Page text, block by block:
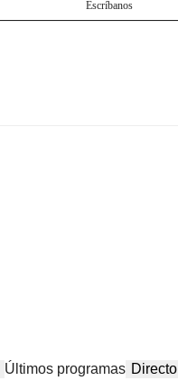
Escríbanos
Últimos programas Directo